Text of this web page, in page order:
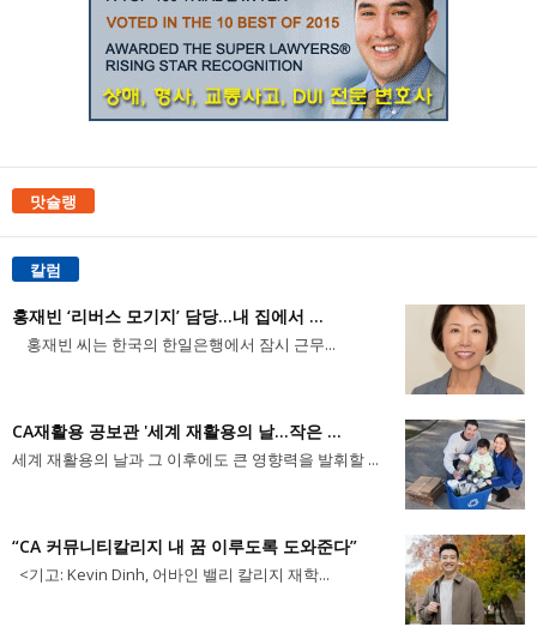
맛슐랭
칼럼
홍재빈 ‘리버스 모기지’ 담당...내 집에서 ...
홍재빈 씨는 한국의 한일은행에서 잠시 근무...
CA재활용 공보관 '세계 재활용의 날...작은 ...
세계 재활용의 날과 그 이후에도 큰 영향력을 발휘할 ...
“CA 커뮤니티칼리지 내 꿈 이루도록 도와준다”
<기고: Kevin Dinh, 어바인 밸리 칼리지 재학...